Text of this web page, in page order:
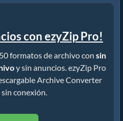
con ezyZip Pro!
formatos de archivo con sin
y sin anuncios. ezyZip Pro
Archive Converter
conexión.